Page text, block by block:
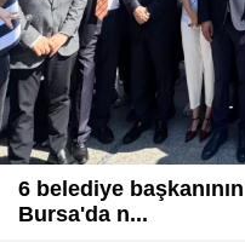
6 belediye
Bursa'da n...